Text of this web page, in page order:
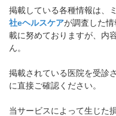
掲載している各種情報は、
社eヘルスケアが調査した
載に努めておりますが、内
ん。
掲載されている医院を受診
に直接ご確認ください。
当サービスによって生じた